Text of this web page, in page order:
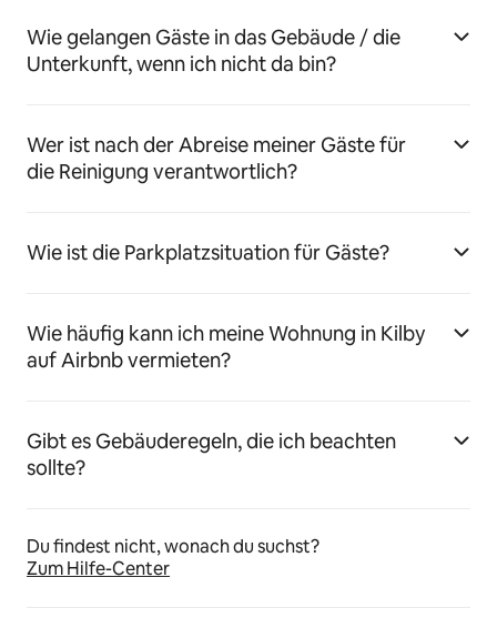
Wie gelangen Gäste in das Gebäude / die
Unterkunft, wenn ich nicht da bin?
Wer ist nach der Abreise meiner Gäste für
die Reinigung verantwortlich?
Wie ist die Parkplatzsituation für Gäste?
Wie häufig kann ich meine Wohnung in Kilby
auf Airbnb vermieten?
Gibt es Gebäuderegeln, die ich beachten
sollte?
Du findest nicht, wonach du suchst?
Zum Hilfe-Center